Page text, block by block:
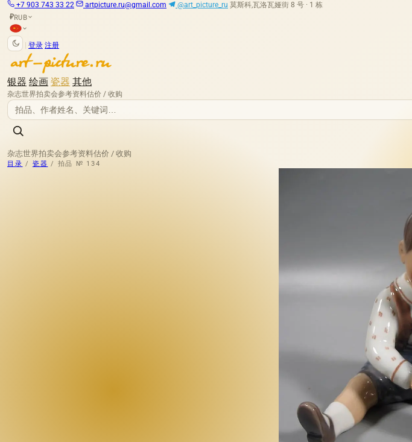
+7 903 743 33 22 artpicture.ru@gmail.com @art_picture_ru 莫斯科,瓦洛瓦娅街 8 号 · 1 栋
₽RUB
登录 注册
银器 绘画 瓷器 其他
杂志世界拍卖会参考资料估价 / 收购
杂志世界拍卖会参考资料估价 / 收购
目录 / 瓷器 / 拍品 № 134